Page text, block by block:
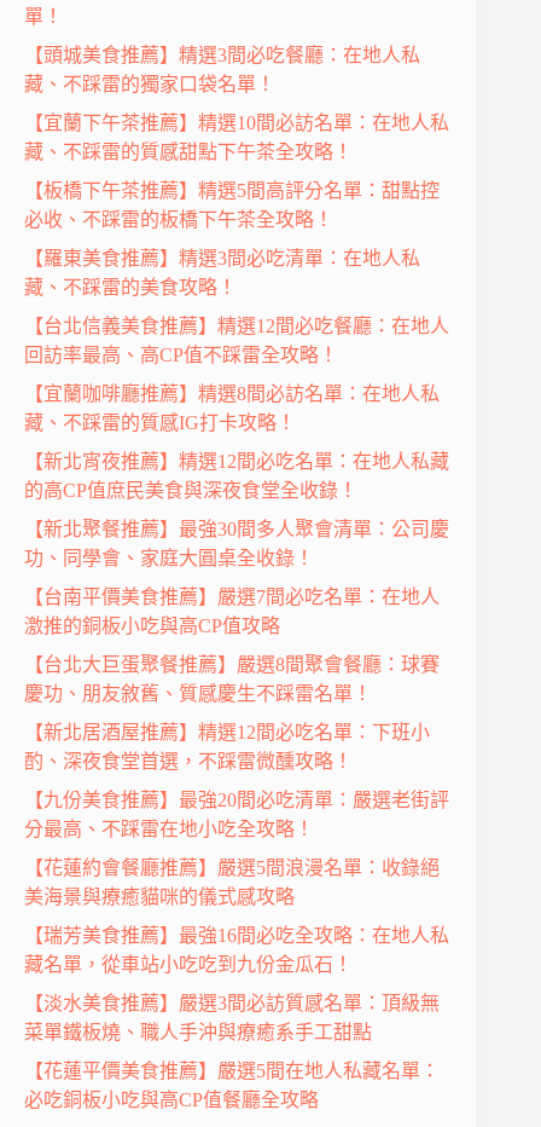
單！
【頭城美食推薦】精選3間必吃餐廳：在地人私
藏、不踩雷的獨家口袋名單！
【宜蘭下午茶推薦】精選10間必訪名單：在地人私
藏、不踩雷的質感甜點下午茶全攻略！
【板橋下午茶推薦】精選5間高評分名單：甜點控
必收、不踩雷的板橋下午茶全攻略！
【羅東美食推薦】精選3間必吃清單：在地人私
藏、不踩雷的美食攻略！
【台北信義美食推薦】精選12間必吃餐廳：在地人
回訪率最高、高CP值不踩雷全攻略！
【宜蘭咖啡廳推薦】精選8間必訪名單：在地人私
藏、不踩雷的質感IG打卡攻略！
【新北宵夜推薦】精選12間必吃名單：在地人私藏
的高CP值庶民美食與深夜食堂全收錄！
【新北聚餐推薦】最強30間多人聚會清單：公司慶
功、同學會、家庭大圓桌全收錄！
【台南平價美食推薦】嚴選7間必吃名單：在地人
激推的銅板小吃與高CP值攻略
【台北大巨蛋聚餐推薦】嚴選8間聚會餐廳：球賽
慶功、朋友敘舊、質感慶生不踩雷名單！
【新北居酒屋推薦】精選12間必吃名單：下班小
酌、深夜食堂首選，不踩雷微醺攻略！
【九份美食推薦】最強20間必吃清單：嚴選老街評
分最高、不踩雷在地小吃全攻略！
【花蓮約會餐廳推薦】嚴選5間浪漫名單：收錄絕
美海景與療癒貓咪的儀式感攻略
【瑞芳美食推薦】最強16間必吃全攻略：在地人私
藏名單，從車站小吃吃到九份金瓜石！
【淡水美食推薦】嚴選3間必訪質感名單：頂級無
菜單鐵板燒、職人手沖與療癒系手工甜點
【花蓮平價美食推薦】嚴選5間在地人私藏名單：
必吃銅板小吃與高CP值餐廳全攻略